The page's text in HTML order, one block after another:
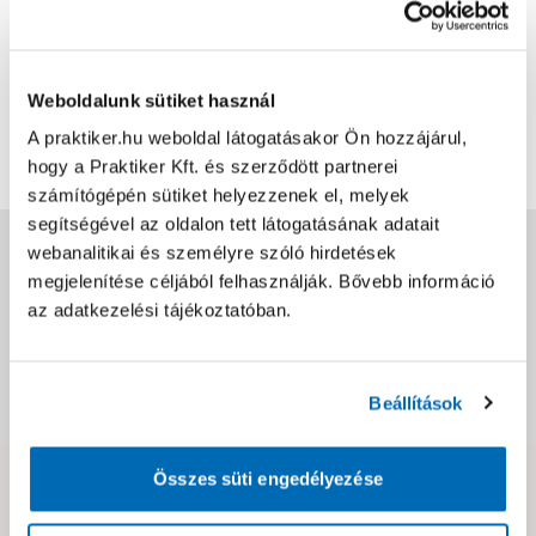
Weboldalunk sütiket használ
A praktiker.hu weboldal látogatásakor Ön hozzájárul,
hogy a Praktiker Kft. és szerződött partnerei
számítógépén sütiket helyezzenek el, melyek
segítségével az oldalon tett látogatásának adatait
webanalitikai és személyre szóló hirdetések
megjelenítése céljából felhasználják. Bővebb információ
az adatkezelési tájékoztatóban.
Beállítások
Összes süti engedélyezése
Jótállás, szavatosság
Csomagolási és súly információk
Kérjük jelezd nekünk!